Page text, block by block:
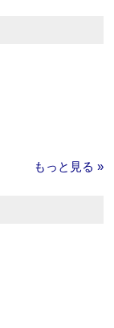
もっと見る »